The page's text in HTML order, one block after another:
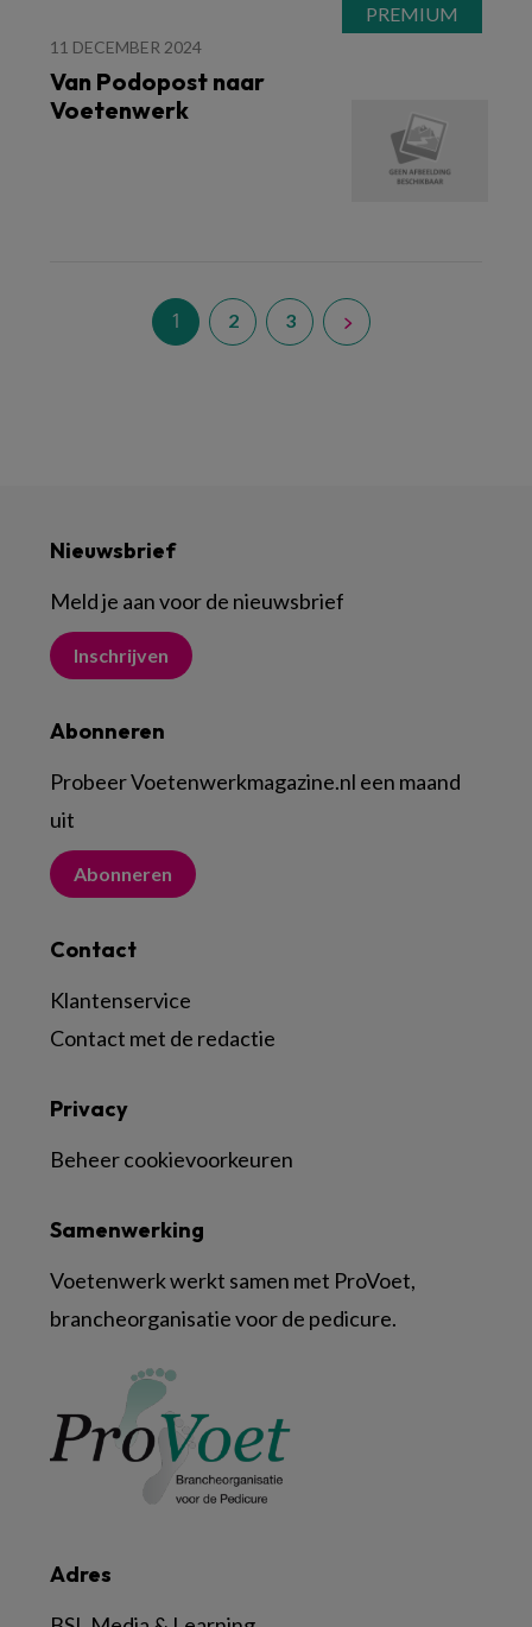
11 DECEMBER 2024
Van Podopost naar
Voetenwerk
1 2 3
Nieuwsbrief
Meld je aan voor de nieuwsbrief
Inschrijven
Abonneren
Probeer Voetenwerkmagazine.nl een maand
uit
Abonneren
Contact
Klantenservice
Contact met de redactie
Adres
Samenwerking
Voetenwerk werkt samen met ProVoet,
brancheorganisatie voor de pedicure.
Privacy
Beheer cookievoorkeuren